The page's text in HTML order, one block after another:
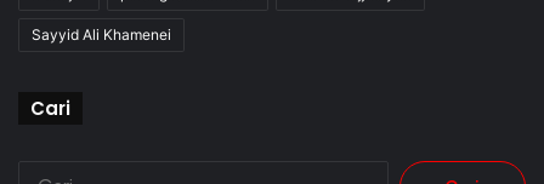
Sayyid Ali Khamenei
Cari
Cari